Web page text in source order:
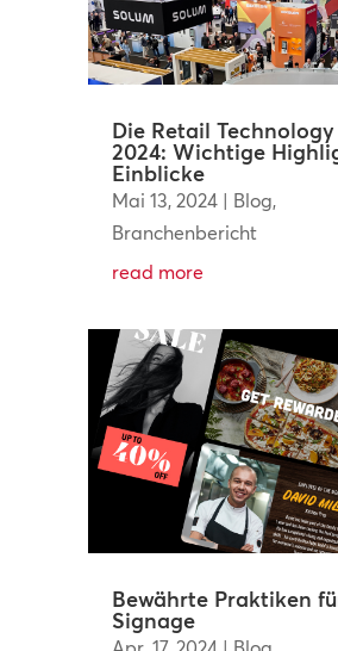
Die Retail
2024: Wichtige
Einblicke
Mai 13, 2024| Blog,
Branchenbericht
read more
Bewährte Praktiken
Signage